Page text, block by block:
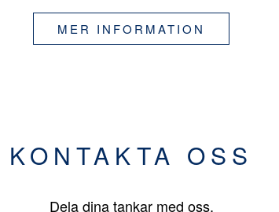
MER INFORMATION
KONTAKTA OSS
Dela dina tankar med oss.